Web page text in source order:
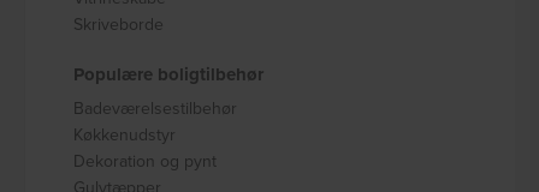
Skriveborde
Populære boligtilbehør
Badeværelsestilbehør
Køkkenudstyr
Dekoration og pynt